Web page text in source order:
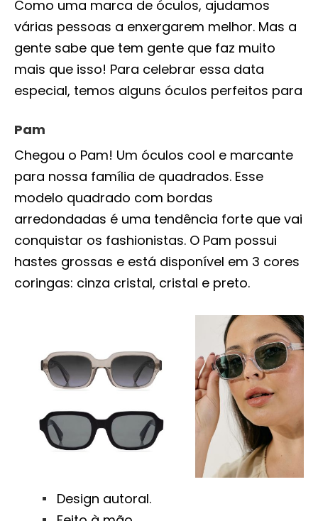
Como uma marca de óculos, ajudamos
várias pessoas a enxergarem melhor. Mas a
gente sabe que tem gente que faz muito
mais que isso! Para celebrar essa data
especial, temos alguns óculos perfeitos para
Pam
Chegou o Pam! Um óculos cool e marcante
para nossa família de quadrados. Esse
modelo quadrado com bordas
arredondadas é uma tendência forte que vai
conquistar os fashionistas. O Pam possui
hastes grossas e está disponível em 3 cores
coringas: cinza cristal, cristal e preto.
Design autoral.